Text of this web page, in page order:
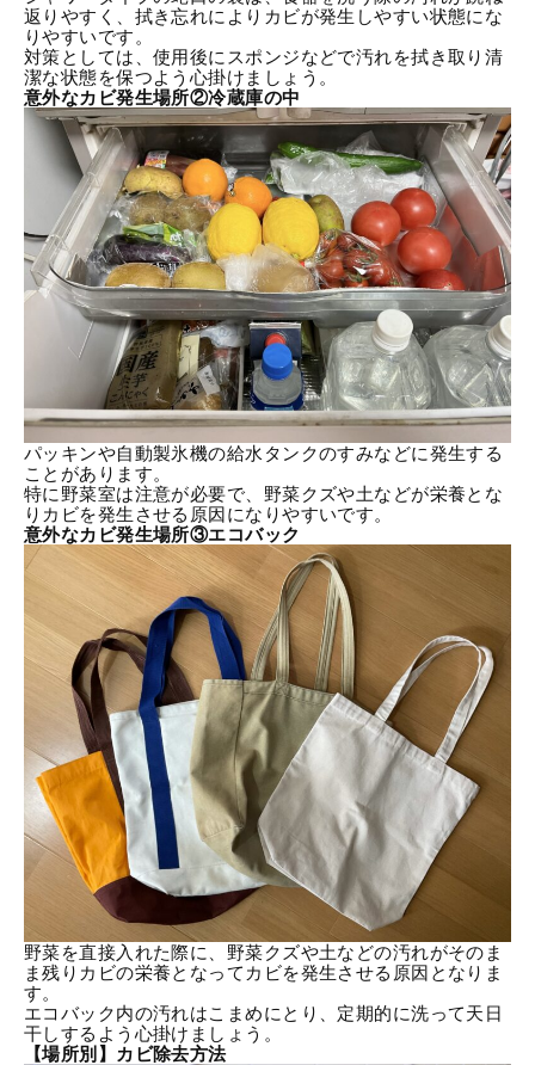
返りやすく、拭き忘れによりカビが発生しやすい状態にな
りやすいです。
対策としては、使用後にスポンジなどで汚れを拭き取り清
潔な状態を保つよう心掛けましょう。
意外なカビ発生場所②冷蔵庫の中
パッキンや自動製氷機の給水タンクのすみなどに発生する
ことがあります。
特に野菜室は注意が必要で、野菜クズや土などが栄養とな
りカビを発生させる原因になりやすいです。
意外なカビ発生場所③エコバック
野菜を直接入れた際に、野菜クズや土などの汚れがそのま
ま残りカビの栄養となってカビを発生させる原因となりま
す。
エコバック内の汚れはこまめにとり、定期的に洗って天日
干しするよう心掛けましょう。
【場所別】カビ除去方法